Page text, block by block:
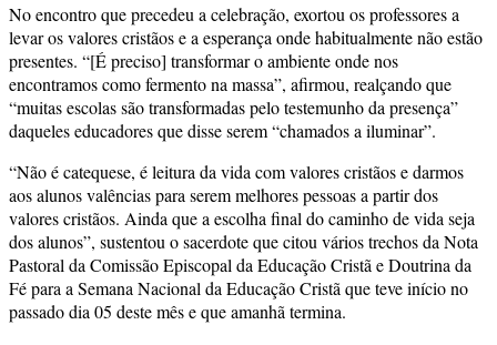
No encontro que precedeu a celebração, exortou os professores a
levar os valores cristãos e a esperança onde habitualmente não estão
presentes. “[É preciso] transformar o ambiente onde nos
encontramos como fermento na massa”, afirmou, realçando que
“muitas escolas são transformadas pelo testemunho da presença”
daqueles educadores que disse serem “chamados a iluminar”.
“Não é catequese, é leitura da vida com valores cristãos e darmos
aos alunos valências para serem melhores pessoas a partir dos
valores cristãos. Ainda que a escolha final do caminho de vida seja
dos alunos”, sustentou o sacerdote que citou vários trechos da Nota
Pastoral da Comissão Episcopal da Educação Cristã e Doutrina da
Fé para a Semana Nacional da Educação Cristã que teve início no
passado dia 05 deste mês e que amanhã termina.